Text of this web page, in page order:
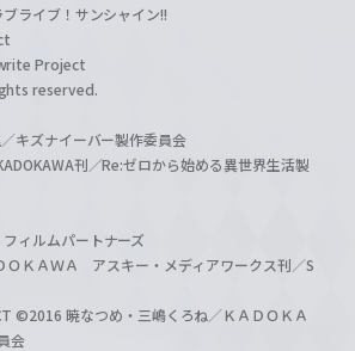
ライブ！サンシャイン!!
Project
reserved.
キズナイーバー製作委員会
刊／Re:ゼロから始める異世界生活製
ィルムパートナーズ
ＫＡＷＡ アスキー・メディアワークス刊／S
©2016 暁なつめ・三嶋くろね／ＫＡＤＯＫＡ
会